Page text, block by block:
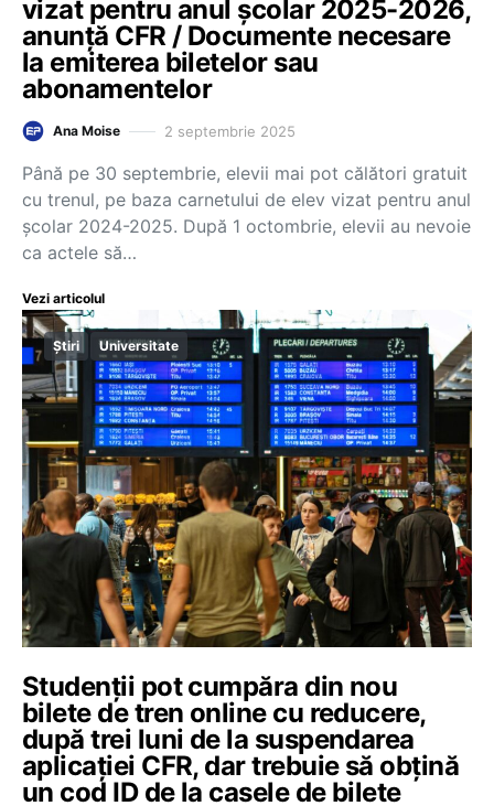
vizat pentru anul școlar 2025-2026,
anunță CFR / Documente necesare
la emiterea biletelor sau
abonamentelor
Ana Moise 2 septembrie 2025
Până pe 30 septembrie, elevii mai pot călători gratuit
cu trenul, pe baza carnetului de elev vizat pentru anul
școlar 2024-2025. După 1 octombrie, elevii au nevoie
ca actele să…
Vezi articolul
Știri Universitate
Studenții pot cumpăra din nou
bilete de tren online cu reducere,
după trei luni de la suspendarea
aplicației CFR, dar trebuie să obțină
un cod ID de la casele de bilete